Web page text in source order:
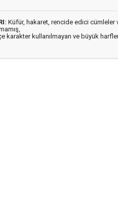
Küfür, hakaret, rencide edici cümleler
karakter kullanılmayan ve büyük